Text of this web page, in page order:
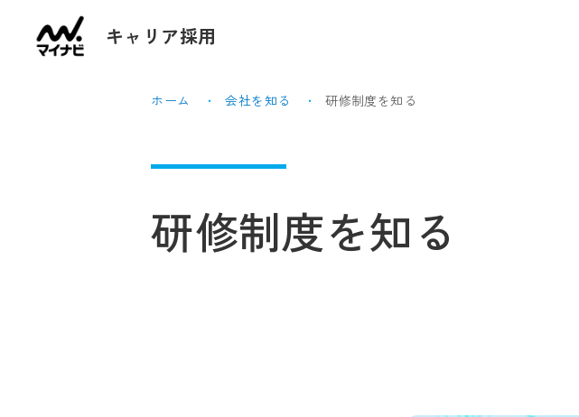
キャリア採用
ホーム 会社を知る 研修制度を知る
研修制度を知る